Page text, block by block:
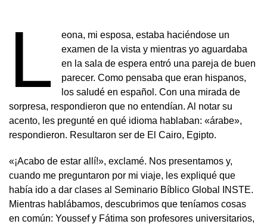
L
eona, mi esposa, estaba haciéndose un
examen de la vista y mientras yo aguardaba
en la sala de espera entró una pareja de buen
parecer. Como pensaba que eran hispanos,
los saludé en español. Con una mirada de
sorpresa, respondieron que no entendían. Al notar su
acento, les pregunté en qué idioma hablaban: «árabe»,
respondieron. Resultaron ser de El Cairo, Egipto.
«¡Acabo de estar allí!», exclamé. Nos presentamos y,
cuando me preguntaron por mi viaje, les expliqué que
había ido a dar clases al Seminario Bíblico Global INSTE.
Mientras hablábamos, descubrimos que teníamos cosas
en común: Youssef y Fátima son profesores universitarios,